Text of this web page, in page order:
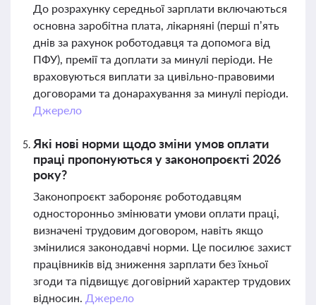
До розрахунку середньої зарплати включаються
основна заробітна плата, лікарняні (перші п’ять
днів за рахунок роботодавця та допомога від
ПФУ), премії та доплати за минулі періоди. Не
враховуються виплати за цивільно-правовими
договорами та донарахування за минулі періоди.
Джерело
Які нові норми щодо зміни умов оплати
праці пропонуються у законопроєкті 2026
року?
Законопроєкт забороняє роботодавцям
односторонньо змінювати умови оплати праці,
визначені трудовим договором, навіть якщо
змінилися законодавчі норми. Це посилює захист
працівників від зниження зарплати без їхньої
згоди та підвищує договірний характер трудових
відносин. Джерело